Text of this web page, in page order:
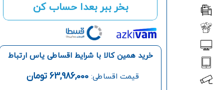
بخر ببر بعدا حساب کن
خرید همین کالا با شرایط اقساطی یاس ارتباط
قیمت اقساطی: 63,986,000 تومان